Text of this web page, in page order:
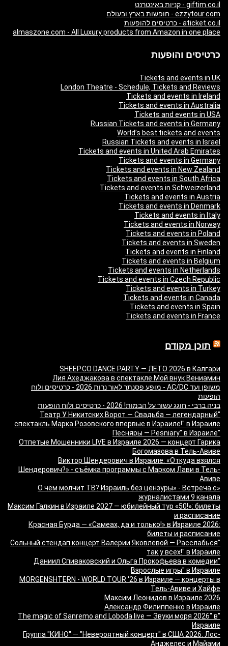
giftim.co.il - קניות באינטרנט
ezzytour.com - חופשות בארץ ובעולם
aticket.co.il - כרטיסים להופעות
almaszone.com - All Luxury products from Amazon in one place
כרטיסים והופעות
Tickets and events in UK
London Theatre - Schedule, Tickets and Reviews
Tickets and events in Ireland
Tickets and events in Australia
Tickets and events in USA
Russian Tickets and events in Germany
World’s best tickets and events
Russian Tickets and events in Israel
Tickets and events in United Arab Emirates
Tickets and events in Germany
Tickets and events in New Zealand
Tickets and events in South Africa
Tickets and events in Schweizerland
Tickets and events in Austria
Tickets and events in Denmark
Tickets and events in Italy
Tickets and events in Norway
Tickets and events in Poland
Tickets and events in Sweden
Tickets and events in Finland
Tickets and events in Belgium
Tickets and events in Netherlands
Tickets and events in Czech Republic
Tickets and events in Turkey
Tickets and events in Canada
Tickets and events in Spain
Tickets and events in France
תוכן מקודם
SHEEP.CO DANCE PARTY — ЛЕТО 2026 в Калгари
Лия Ахеджакова в спектакле Мой внук Вениамин
משופן ועד AC/DC - מופע פסנתר לאור נרות 2026 - כרטיסים ולוח
הופעות
בניה ברבי - חוגג עשור על הבמות! 2026 - כרטיסים ולוח הופעות
"Театр У Никитских Ворот — Свадьба — легендарный
спектакль Марка Розовского впервые в Израиле!" в Израиле
"Песняры — Pesniary" в Израиле
Отпетые Мошенники LIVE в Израиле 2026 — концерт Гарика
Богомазова в Тель-Авиве
Виктор Шендерович в Израиле: «Откуда взялся
Шендерович?» - съёмка программы с Марком Лави в Тель-
Авиве
«О чём молчит ТВ? Израиль без цензуры» - Встреча с
журналистами 9 канала
Максим Галкин в Израиле 2027 — юбилейный тур «50!»: билеты
и расписание
Красная Бурда — «Самеах, да и только!» в Израиле 2026:
билеты и расписание
"Сольный стендап концерт Валерии Яковлевой — Расслабься
так у всех!" в Израиле
"Даниил Спиваковский и Ольга Прокофьева в комедии
Взрослые игры" в Израиле
MORGENSHTERN - WORLD TOUR '26 в Израиле — концерты в
Тель-Авиве и Хайфе
Максим Леонидов в Израиле 2026
Александр Филиппенко в Израиле
"The magic of Sanremo and Loboda live — Звуки моря 2026" в
Израиле
Группа "КИНО" — "Невероятный концерт" в США 2026: Лос-
Анджелес и Майами